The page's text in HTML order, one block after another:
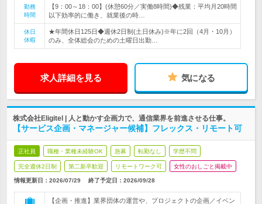
勤務
時間
【9：00～18：00】(休憩60分／実働8時間)◆残業：平均月20時間
以下効率的に働き、就業後の時…
休日
休暇
★年間休日125日◆週休2日制(土日休み)※年に2回（4月・10月）
のみ、全体総会のための土曜日出勤…
求人詳細を見る 気になる
株式会社Eligitel | 人と動かす企画力で、通信業界を前進させる仕事。
【サービス企画・マネージャー候補】フレックス・リモート可
正社員 職種・業種未経験OK 急募 転勤なし 学歴不問
完全週休2日制 第二新卒歓迎 リモートワーク可 女性のおしごと掲載中
情報更新日：2026/07/29 終了予定日： 2026/09/28
【企画・推進】業界団体の運営や、プロジェクトの企画／イベン